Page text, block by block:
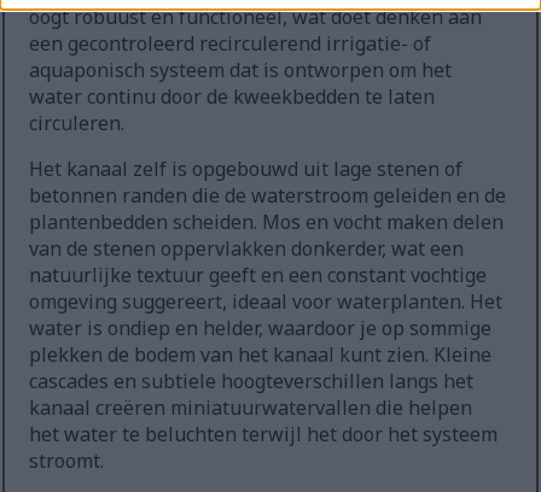
oogt robuust en functioneel, wat doet denken aan
een gecontroleerd recirculerend irrigatie- of
aquaponisch systeem dat is ontworpen om het
water continu door de kweekbedden te laten
circuleren.
Het kanaal zelf is opgebouwd uit lage stenen of
betonnen randen die de waterstroom geleiden en de
plantenbedden scheiden. Mos en vocht maken delen
van de stenen oppervlakken donkerder, wat een
natuurlijke textuur geeft en een constant vochtige
omgeving suggereert, ideaal voor waterplanten. Het
water is ondiep en helder, waardoor je op sommige
plekken de bodem van het kanaal kunt zien. Kleine
cascades en subtiele hoogteverschillen langs het
kanaal creëren miniatuurwatervallen die helpen
het water te beluchten terwijl het door het systeem
stroomt.